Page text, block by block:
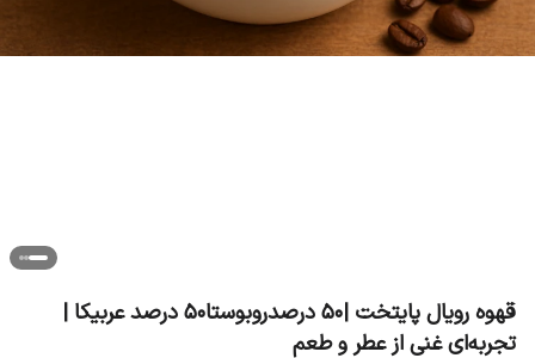
قهوه رویال پایتخت |۵۰ درصدروبوستا۵۰ درصد عربیکا |
تجربه‌ای غنی از عطر و طعم